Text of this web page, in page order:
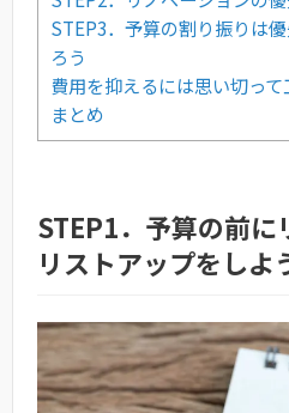
STEP3．予算の割り振りは
ろう
費用を抑えるには思い切っ
まとめ
STEP1．予算の前に
リストアップをしよ